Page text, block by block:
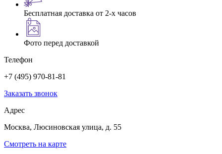
Бесплатная доставка от 2-х часов
Фото перед доставкой
Телефон
+7 (495) 970-81-81
Заказать звонок
Адрес
Москва, Люсиновская улица, д. 55
Смотреть на карте